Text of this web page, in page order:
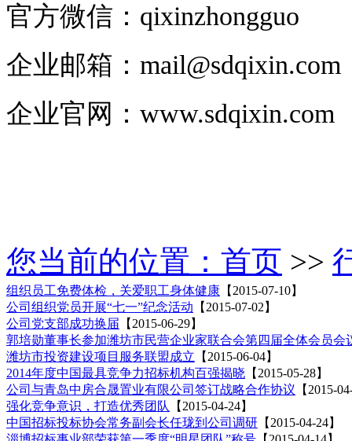
官方微信：qixinzhongguo
企业邮箱： mail@sdqixin.com
企业官网 ： www.sdqixin.com
您当前的位置： 首页 >>
组织员工免费体检，关爱职工身体健康 【2015-07-10】
公司组织党员开展“七一”纪念活动 【2015-07-02】
公司党支部成功换届 【2015-06-29】
郭培勋董事长参加潍坊市民营企业家联合会第四届全体会员会
潍坊市投资建设项目服务联盟成立 【2015-06-04】
2014年度中国最具竞争力招标机构百强揭晓 【2015-05-28】
公司与青岛中房合晟置业有限公司签订战略合作协议 【2015-
强化竞争意识，打造优秀团队
【2015-04-24】
中国招标投标协会常务副会长任珑到公司调研 【2015-04-24】